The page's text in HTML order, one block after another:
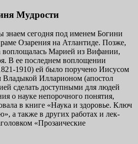
Мудрости
сегодня под именем Богини
Озарения на Атлантиде. Позже,
воплощалась Марией из Вифании,
В ее послед­нем воплощении
1910) ей было поручено Иису­сом
Илларионом (апостол
сделать доступными для людей
о науке непорочного понятия,
в книге «Наука и здоровье. Ключ
а также в других работах и лек­
«Прозаические